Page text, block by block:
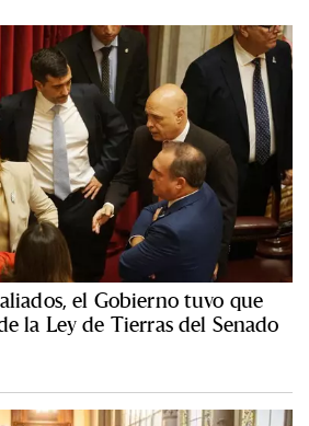
el Gobierno tuvo que
la Ley de Tierras del Senado